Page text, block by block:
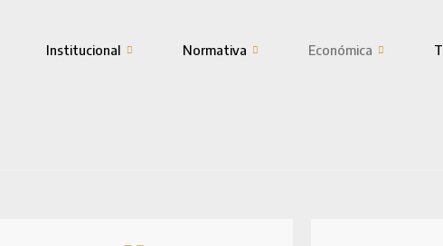
Institucional Normativa Económica